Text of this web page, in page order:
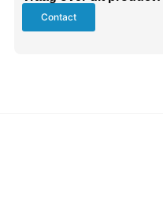
Contact